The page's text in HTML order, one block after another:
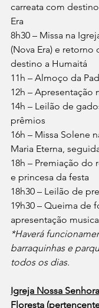
carreata com
Era
8h30 – Missa na
(Nova Era) e retorno
destino a Humaitá
11h – Almoço da
12h – Apresentação
14h – Leilão de
prêmios
16h – Missa Solene
Maria Eterna,
18h – Premiação do
e princesa da festa
18h30 – Leilão de
19h30 – Queima de
apresentação
*Haverá
barraquinhas e
todos os dias.
Igreja Nossa
Floresta